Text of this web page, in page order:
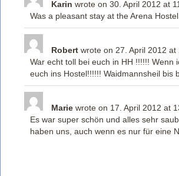
Karin wrote on 30. April 2012 at
Was a pleasant stay at the Arena Hostel.
Robert wrote on 27. April 2012 at
War echt toll bei euch in HH !!!!!! Wenn
euch ins Hostel!!!!!! Waidmannsheil bis
Marie wrote on 17. April 2012 at
Es war super schön und alles sehr
haben uns, auch wenn es nur für eine